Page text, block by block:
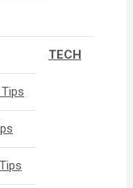
TECH